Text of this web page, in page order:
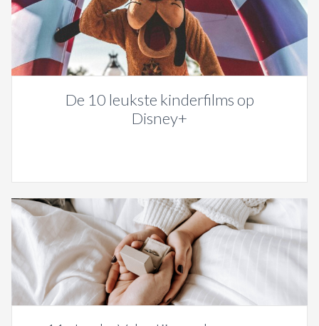
De 10 leukste kinderfilms op
Disney+